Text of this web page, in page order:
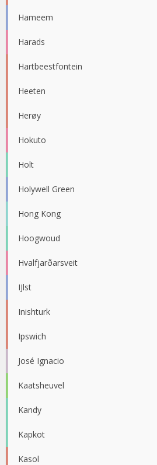
Hameem
Harads
Hartbeestfontein
Heeten
Herøy
Hokuto
Holt
Holywell Green
Hong Kong
Hoogwoud
Hvalfjarðarsveit
IJlst
Inishturk
Ipswich
José Ignacio
Kaatsheuvel
Kandy
Kapkot
Kasol